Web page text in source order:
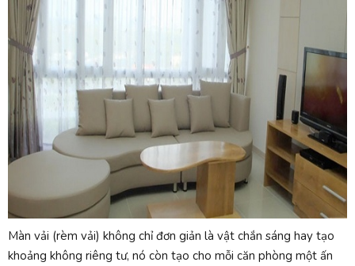
Màn vải (rèm vải) không chỉ đơn giản là vật chắn sáng hay tạo
khoảng không riêng tư, nó còn tạo cho mỗi căn phòng một ấn